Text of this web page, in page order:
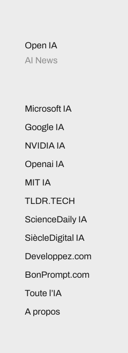
Open IA
AI News
Microsoft IA
Google IA
NVIDIA IA
Openai IA
MIT IA
TLDR.TECH
ScienceDaily IA
SiècleDigital IA
Developpez.com
BonPrompt.com
Toute l’IA
A propos